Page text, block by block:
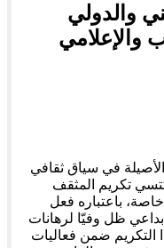
والدولي
والإعلامي
الأصيلة في سياق ثقافي
تكريم المثقف
خاصة، باعتباره فعل
ظل وفيّا لرهانات
التكريم ضمن فعاليات